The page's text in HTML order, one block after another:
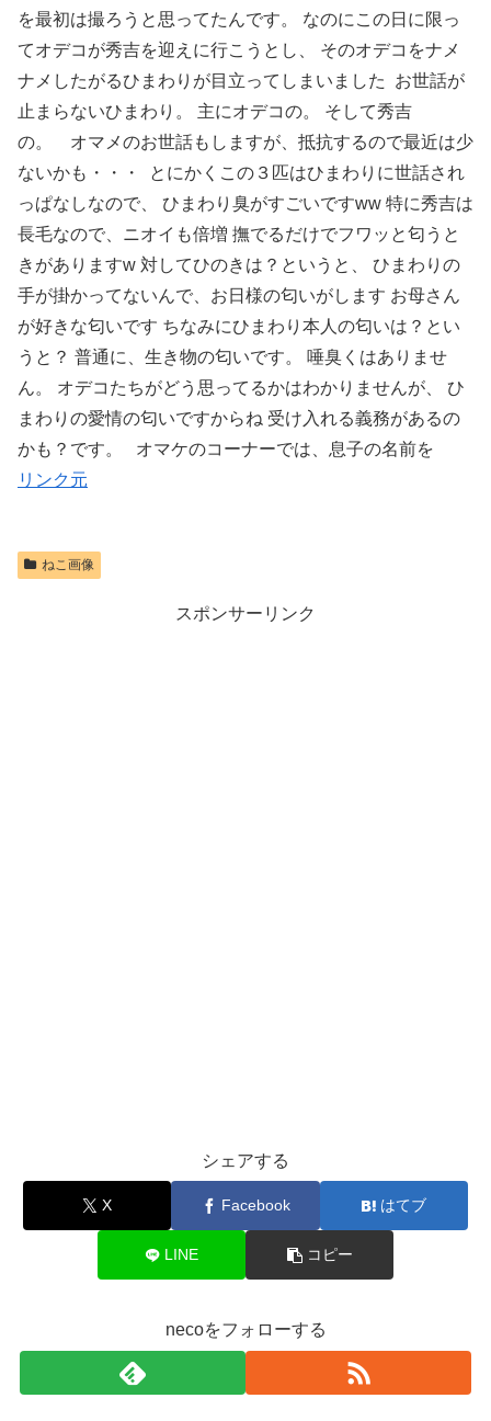
を最初は撮ろうと思ってたんです。 なのにこの日に限っ
てオデコが秀吉を迎えに行こうとし、 そのオデコをナメ
ナメしたがるひまわりが目立ってしまいました お世話が
止まらないひまわり。 主にオデコの。 そして秀吉
の。 オマメのお世話もしますが、抵抗するので最近は少
ないかも・・・ とにかくこの３匹はひまわりに世話され
っぱなしなので、 ひまわり臭がすごいですww 特に秀吉は
長毛なので、ニオイも倍増 撫でるだけでフワッと匂うと
きがありますw 対してひのきは？というと、 ひまわりの
手が掛かってないんで、お日様の匂いがします お母さん
が好きな匂いです ちなみにひまわり本人の匂いは？とい
うと？ 普通に、生き物の匂いです。 唾臭くはありませ
ん。 オデコたちがどう思ってるかはわかりませんが、 ひ
まわりの愛情の匂いですからね 受け入れる義務があるの
かも？です。 オマケのコーナーでは、息子の名前を
リンク元
ねこ画像
スポンサーリンク
シェアする
X Facebook はてブ
LINE コピー
necoをフォローする